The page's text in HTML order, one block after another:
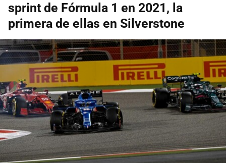
sprint de Fórmula 1 en 2021, la
primera de ellas en Silverstone